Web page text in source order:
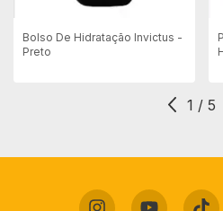
Bolso De Hidratação Invictus -
Preto
1 / 5